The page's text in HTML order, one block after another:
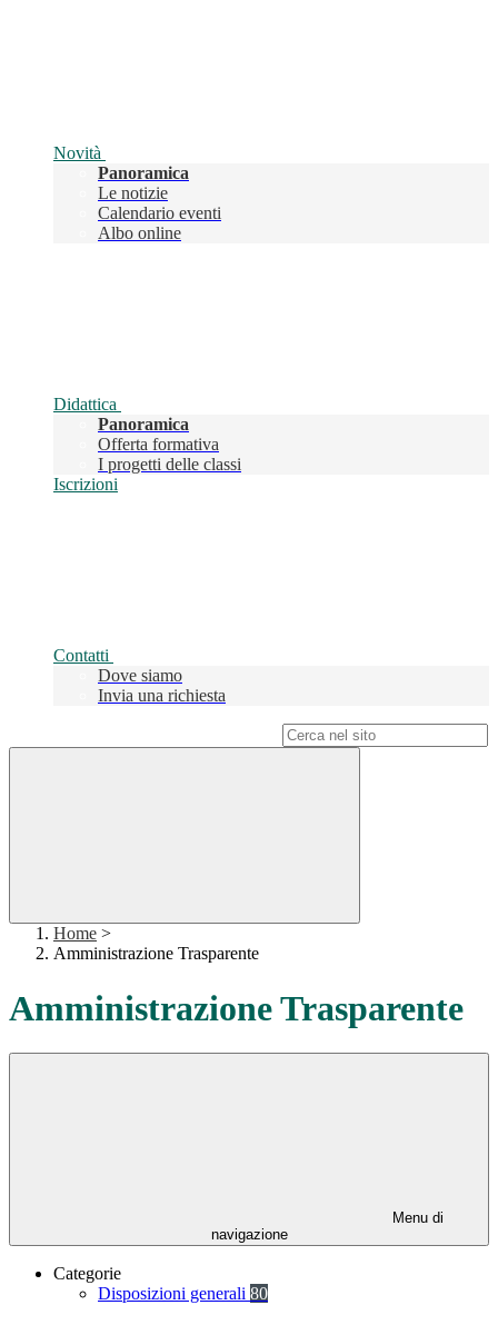
Novità
Panoramica
Le notizie
Calendario eventi
Albo online
Didattica
Panoramica
Offerta formativa
I progetti delle classi
Iscrizioni
Contatti
Dove siamo
Invia una richiesta
Home >
Amministrazione Trasparente
Amministrazione Trasparente
Menu di
navigazione
Categorie
Disposizioni generali 80